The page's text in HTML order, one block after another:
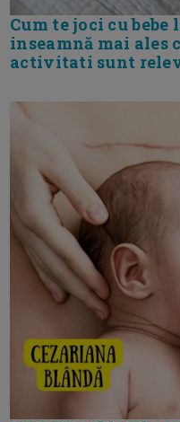
Cum te joci cu
inseamnă mai ales
activitati sunt